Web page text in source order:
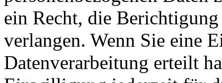
ein Recht, die
verlangen. Wenn Sie eine
Datenverarbeitung erteilt